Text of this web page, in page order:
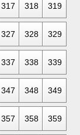
317 318 319
327 328 329
337 338 339
347 348 349
357 358 359